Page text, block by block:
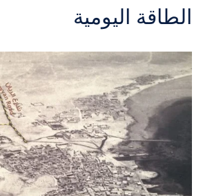
الطاقة اليومية